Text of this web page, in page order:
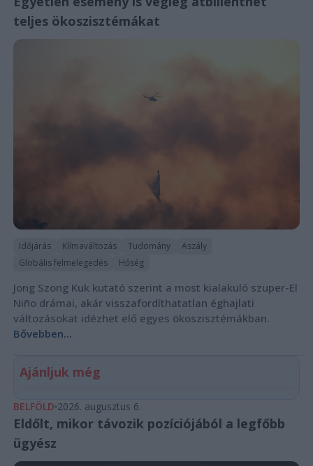
teljes ökoszisztémákat
Időjárás Klímaváltozás Tudomány
Aszály
Globális felmelegedés
Hőség
Jong Szong Kuk kutató szerint a most kialakuló szuper-El
Niño drámai, akár visszafordíthatatlan éghajlati
változásokat idézhet elő egyes ökoszisztémákban.
Bővebben...
Ajánljuk még
BELFÖLD 2026. augusztus 6.
Eldőlt, mikor távozik pozíciójából a legfőbb
ügyész